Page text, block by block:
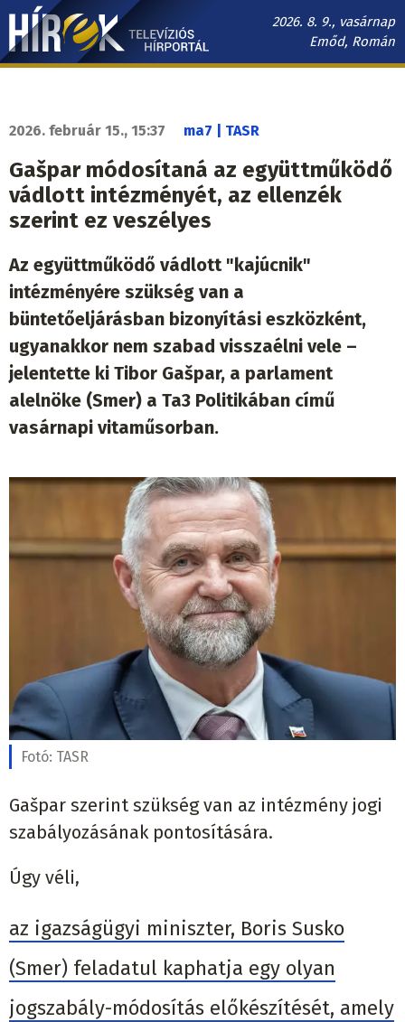
Ugrás
tartalomra
2026. 8. 9., vasárnap
Emőd, Román
Hírek.sk
2026. február 15., 15:37 ma7 | TASR
Gašpar módosítaná az együttműködő
vádlott intézményét, az ellenzék
szerint ez veszélyes
Az együttműködő vádlott "kajúcnik"
intézményére szükség van a
büntetőeljárásban bizonyítási eszközként,
ugyanakkor nem szabad visszaélni vele –
jelentette ki Tibor Gašpar, a parlament
alelnöke (Smer) a Ta3 Politikában című
vasárnapi vitaműsorban.
Fotó: TASR
Gašpar szerint szükség van az intézmény jogi
szabályozásának pontosítására.
Úgy véli,
az igazságügyi miniszter, Boris Susko
(Smer) feladatul kaphatja egy olyan
jogszabály-módosítás előkészítését, amely